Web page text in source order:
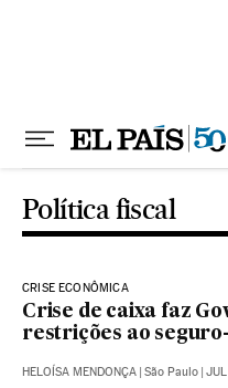
Política fiscal
CRISE ECONÔMICA
Crise de caixa faz
restrições ao
HELOÍSA MENDONÇA | São Paulo |